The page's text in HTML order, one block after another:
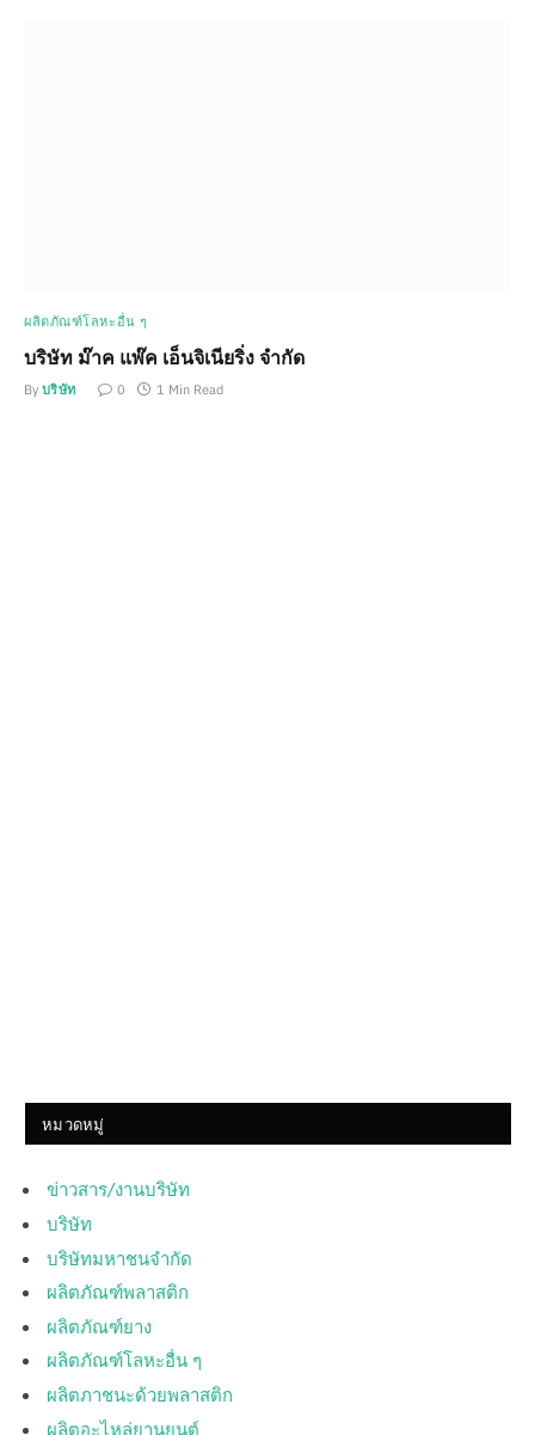
ผลิตภัณฑ์โลหะอื่น ๆ
บริษัท ม๊าค แพ๊ค เอ็นจิเนียริ่ง จำกัด
By บริษัท 0 1 Min Read
หมวดหมู่
ข่าวสาร/งานบริษัท
บริษัท
บริษัทมหาชนจำกัด
ผลิตภัณฑ์พลาสติก
ผลิตภัณฑ์ยาง
ผลิตภัณฑ์โลหะอื่น ๆ
ผลิตภาชนะด้วยพลาสติก
ผลิตอะไหล่ยานยนต์